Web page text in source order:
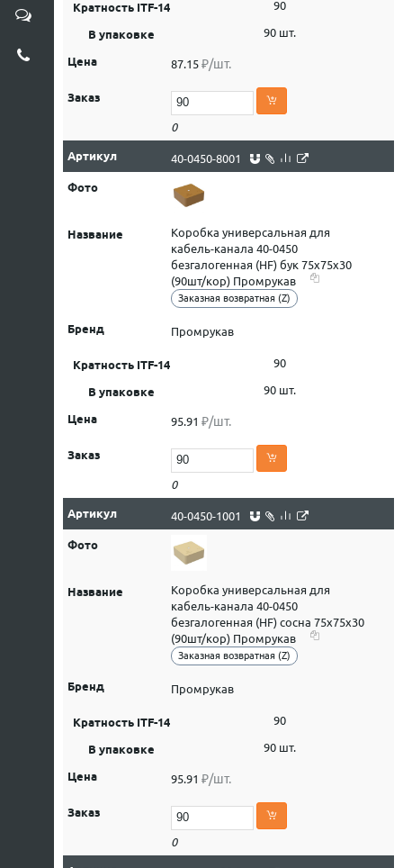
90
90 шт.
87.15 ₽/шт.
0
40-0450-8001
Коробка универсальная для
кабель-канала 40-0450
безгалогенная (HF) бук 75х75х30
(90шт/кор) Промрукав
Заказная возвратная (Z)
Промрукав
90
90 шт.
95.91 ₽/шт.
0
40-0450-1001
Коробка универсальная для
кабель-канала 40-0450
безгалогенная (HF) сосна 75х75х30
(90шт/кор) Промрукав
Заказная возвратная (Z)
Промрукав
90
90 шт.
95.91 ₽/шт.
0